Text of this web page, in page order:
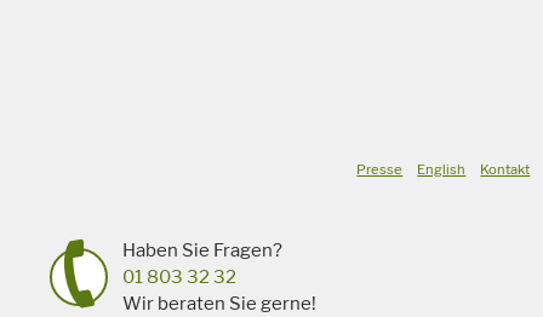
Presse English Kontakt
Haben Sie Fragen?
01 803 32 32
Wir beraten Sie gerne!